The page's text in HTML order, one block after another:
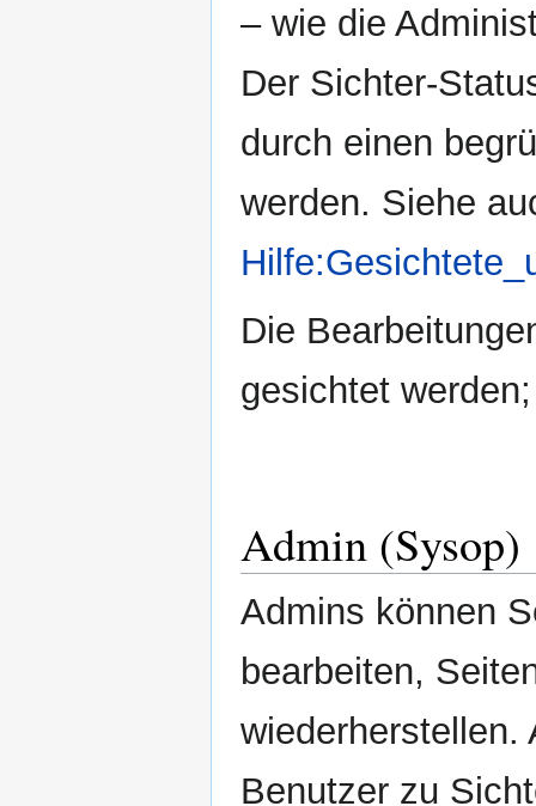
– wie die
Der Sichter-
durch einen
werden. Siehe
Die
gesichtet
Admin (Sysop)
Admins können
bearbeiten,
wiederherstellen.
Benutzer zu